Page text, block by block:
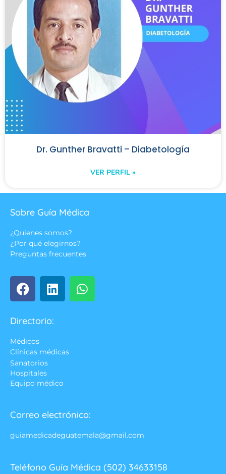
Dr. Gunther Bravatti – Diabetología
VER PERFIL »
Sobre Guía Médica
¿Quienes somos?
¿Por qué elegirnos?
Preguntas frecuentes
Directorio:
Médicos
Clínicas médicas
Sanatorios
Hospitales
Equipo médico
Correo electrónico:
guiamedicadeguatemala@gmail.com
Teléfono Guía Médica (502) 34633158